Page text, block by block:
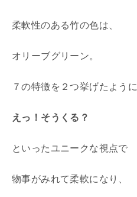
柔軟性のある竹の色は、
オリーブグリーン。
７の特徴を２つ挙げたように
えっ！そうくる？
といったユニークな視点で
物事がみれて柔軟になり、